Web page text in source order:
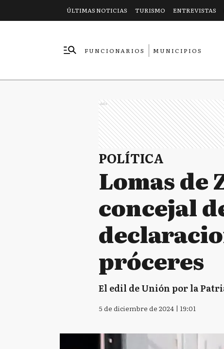
ÚLTIMAS NOTICIAS TURISMO ENTREVISTAS
FUNCIONARIOS
MUNICIPIOS
Ads
POLÍTICA
Lomas de
concejal
próceres
El edil de Unión por la
5 de diciembre de 2024 | 19:01